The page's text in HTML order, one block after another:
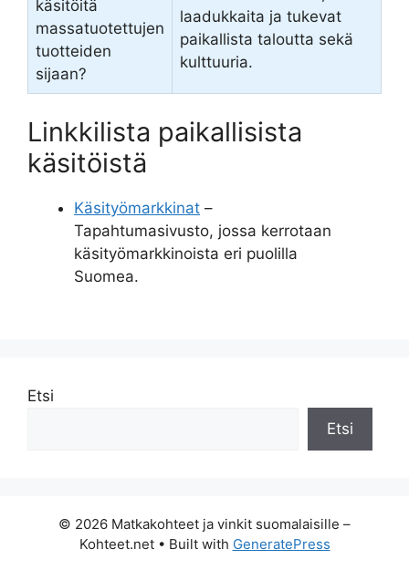
käsitöitä
massatuotettujen
tuotteiden
sijaan?
laadukkaita ja tukevat
paikallista taloutta sekä
kulttuuria.
Linkkilista paikallisista
käsitöistä
Käsityömarkkinat –
Tapahtumasivusto, jossa kerrotaan
käsityömarkkinoista eri puolilla
Suomea.
Etsi
Etsi
© 2026 Matkakohteet ja vinkit suomalaisille –
Kohteet.net• Built with GeneratePress